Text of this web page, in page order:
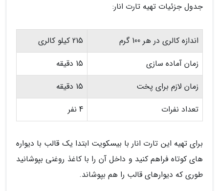
جدول جزئیات تهیه تارت انار:
اندازه کالری در هر 100 گرم
215 کیلو کالری
زمان آماده سازی
15 دقیقه
زمان لازم برای پخت
15 دقیقه
تعداد نفرات
4 نفر
برای تهیه این تارت انار با بیسکویت ابتدا یک قالب با دیواره
های کوتاه فراهم کنید و داخل آن را با کاغذ روغنی بپوشانید
طوری که دیوارهای قالب را هم بپوشاند.